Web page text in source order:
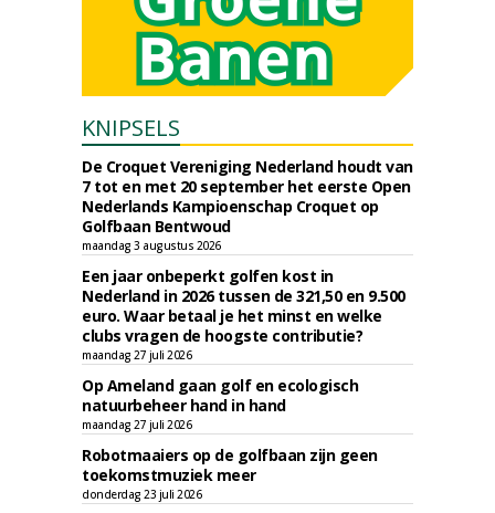
KNIPSELS
De Croquet Vereniging Nederland houdt van
7 tot en met 20 september het eerste Open
Nederlands Kampioenschap Croquet op
Golfbaan Bentwoud
maandag 3 augustus 2026
Een jaar onbeperkt golfen kost in
Nederland in 2026 tussen de 321,50 en 9.500
euro. Waar betaal je het minst en welke
clubs vragen de hoogste contributie?
maandag 27 juli 2026
Op Ameland gaan golf en ecologisch
natuurbeheer hand in hand
maandag 27 juli 2026
Robotmaaiers op de golfbaan zijn geen
toekomstmuziek meer
donderdag 23 juli 2026